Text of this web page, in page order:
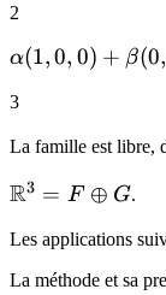
(0,1,0))
2
\alpha(1,0,0)
+
\gamma(0,0,1)
α(1,0, 0) + β(0,
3
La famille est libre,
\mathbb{R}^3
R3 = F ⊕ G.
Les applications
La méthode et sa